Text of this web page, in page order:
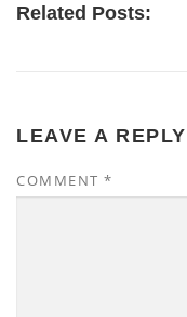
Related Posts:
LEAVE A REPLY
COMMENT *